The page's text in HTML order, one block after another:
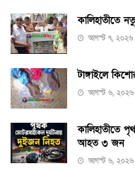
কালিহাতীতে
আগস্ট ৭, ২০২৬
টাঙ্গাইলে
আগস্ট ৬, ২০২৬
কালিহাতীতে
আহত ৩ জন
আগস্ট ৬, ২০২৬